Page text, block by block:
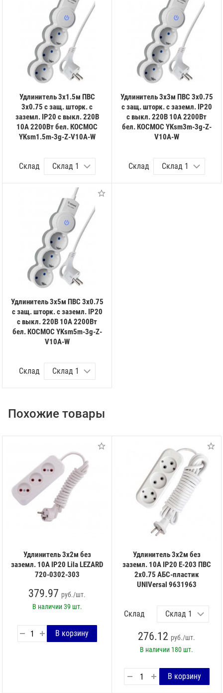
Удлинитель 3х1.5м ПВС
3х0.75 с защ. шторк. с
заземл. IP20 с выкл. 220В
10А 2200Вт бел. КОСМОС
YKsm1.5m-3g-Z-V10A-W
Склад
Удлинитель 3х3м ПВС 3х0.75
с защ. шторк. с заземл. IP20
с выкл. 220В 10А 2200Вт
бел. КОСМОС YKsm3m-3g-Z-
V10A-W
Склад
Удлинитель 3х5м ПВС 3х0.75
с защ. шторк. с заземл. IP20
с выкл. 220В 10А 2200Вт
бел. КОСМОС YKsm5m-3g-Z-
V10A-W
Склад
Похожие товары
Удлинитель 3х2м без
заземл. 10А IP20 Lila LEZARD
720-0302-303
379.97 руб./шт.
В наличии39 шт.
Удлинитель 3х2м без
заземл. 10А IP20 Е-203 ПВС
2х0.75 АБС-пластик
UNIVersal 9631963
Склад
276.12 руб./шт.
В наличии 180 шт.